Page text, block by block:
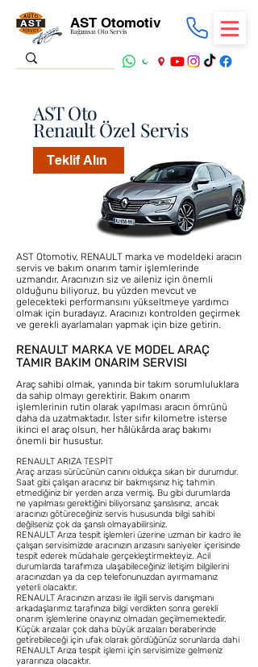
AST Otomotiv
Bağımsız Oto Servis
AST Oto
Renault Özel Servis
Teklif Alın
AST Otomotiv, RENAULT marka ve modeldeki aracın
servis ve bakım onarım tamir işlemlerinde
uzmandır. Aracınızın siz ve aileniz için önemli
olduğunu biliyoruz, bu yüzden mevcut ve
gelecekteki performansını yükseltmeye yardımcı
olmak için buradayız. Aracınızı kontrolden geçirmek
ve gerekli ayarlamaları yapmak için bize getirin.
RENAULT MARKA VE MODEL ARAÇ
TAMIR BAKIM ONARIM SERVISI
Araç sahibi olmak, yanında bir takım sorumluluklara
da sahip olmayı gerektirir. Bakım onarım
işlemlerinin rutin olarak yapılması aracın ömrünü
daha da uzatmaktadır. İster sıfır kilometre isterse
ikinci el araç olsun, her hâlükârda araç bakımı
önemli bir husustur.
RENAULT ARIZA TESPİT
Araç arızası sürücünün canını oldukça sıkan bir durumdur.
Saat gibi çalışan aracınız bir bakmışsınız hiç tahmin
etmediğiniz bir yerden arıza vermiş. Bu gibi durumlarda
ne yapılması gerektiğini biliyorsanız şanslısınız, ancak
aracınızı götüreceğiniz servis hususunda bilgi sahibi
değilseniz çok da şanslı olmayabilirsiniz.
RENAULT Arıza tespit işlemleri üzerine uzman bir kadro ile
çalışan servisimizde aracınızın arızasını saniyeler içerisinde
tespit ederek müdahale gerçekleştirmekteyiz. Acil
durumlarda tarafımıza ulaşabileceğiniz iletişim bilgilerini
aracınızdan ya da cep telefonunuzdan ayırmamanız
yeterli olacaktır.
RENAULT Aracınızın arızası ile ilgili servis danışmanı
arkadaşlarımız tarafınıza bilgi verdikten sonra gerekli
onarım işlemlerine onayınız olmadan geçilmemektedir.
Küçük arızalar çok daha büyük arızaları beraberinde
getirebileceği için ufak olarak gördüğünüz sorunlarda dahi
RENAULT Arıza tespit işlemi için servisimize gelmeniz
yararınıza olacaktır.